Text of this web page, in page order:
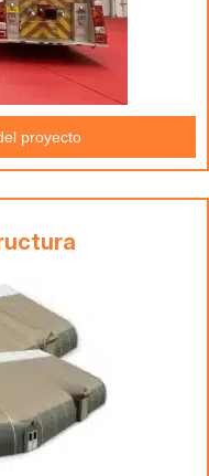
proyecto